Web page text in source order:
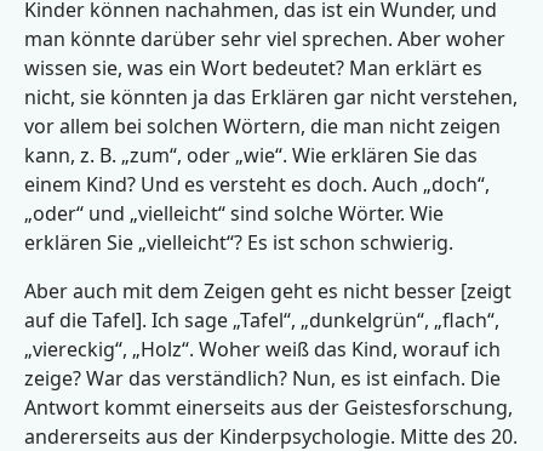
Kinder können nachahmen, das ist ein Wunder, und
man könnte darüber sehr viel sprechen. Aber woher
wissen sie, was ein Wort bedeutet? Man erklärt es
nicht, sie könnten ja das Erklären gar nicht verstehen,
vor allem bei solchen Wörtern, die man nicht zeigen
kann, z. B. „zum“, oder „wie“. Wie erklären Sie das
einem Kind? Und es versteht es doch. Auch „doch“,
„oder“ und „vielleicht“ sind solche Wörter. Wie
erklären Sie „vielleicht“? Es ist schon schwierig.
Aber auch mit dem Zeigen geht es nicht besser [zeigt
auf die Tafel]. Ich sage „Tafel“, „dunkelgrün“, „flach“,
„viereckig“, „Holz“. Woher weiß das Kind, worauf ich
zeige? War das verständlich? Nun, es ist einfach. Die
Antwort kommt einerseits aus der Geistesforschung,
andererseits aus der Kinderpsychologie. Mitte des 20.